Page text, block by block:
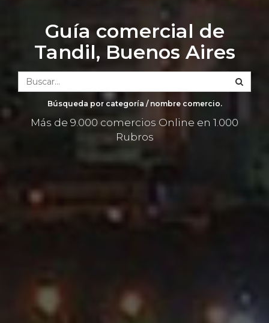
Guía comercial de
Tandil, Buenos Aires
Búsqueda por categoría / nombre comercio.
Más de 9.000 comercios Online en 1.000
Rubros